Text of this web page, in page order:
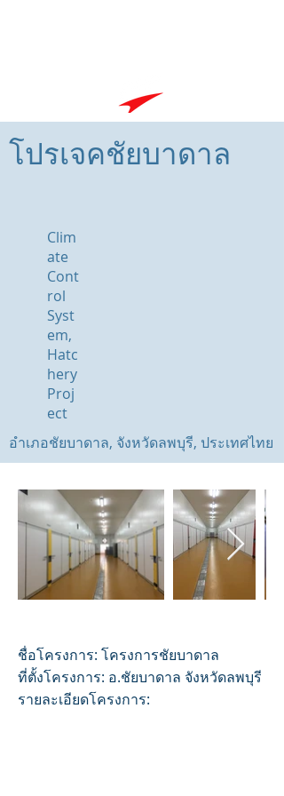
โปรเจคชัยบาดาล
Clim
ate
Cont
rol
Syst
em,
Hatc
hery
Proj
ect
อำเภอชัยบาดาล, จังหวัดลพบุรี, ประเทศไทย
ชื่อโครงการ: โครงการชัยบาดาล
ที่ตั้งโครงการ: อ.ชัยบาดาล จังหวัดลพบุรี
รายละเอียดโครงการ: